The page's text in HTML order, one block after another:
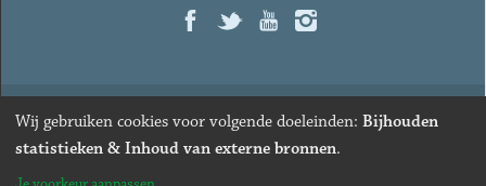
© 2026Ancien ministre et député honoraire
Wij gebruiken cookies voor volgende doeleinden: Bijhouden
statistieken & Inhoud van externe bronnen.